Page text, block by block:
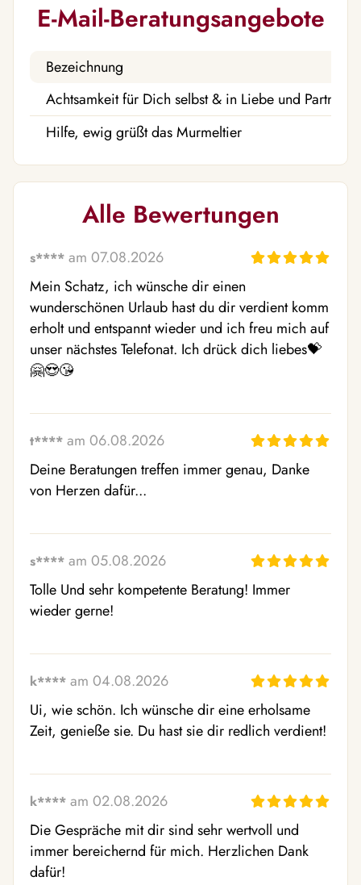
E-Mail-Beratungsangebote
Bezeichnung
Achtsamkeit für Dich selbst & in Liebe und
Hilfe, ewig grüßt das Murmeltier
Alle Bewertungen
s**** am 07.08.2026
Mein Schatz, ich wünsche dir einen
wunderschönen Urlaub hast du dir verdient komm
erholt und entspannt wieder und ich freu mich auf
unser nächstes Telefonat. Ich drück dich liebes💝
🤗😍😘
t**** am 06.08.2026
Deine Beratungen treffen immer genau, Danke
von Herzen dafür...
s**** am 05.08.2026
Tolle Und sehr kompetente Beratung! Immer
wieder gerne!
k**** am 04.08.2026
Ui, wie schön. Ich wünsche dir eine erholsame
Zeit, genieße sie. Du hast sie dir redlich verdient!
k**** am 02.08.2026
Die Gespräche mit dir sind sehr wertvoll und
immer bereichernd für mich. Herzlichen Dank
dafür!